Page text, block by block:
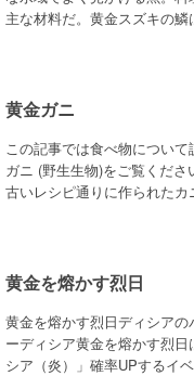
主な材料だ。黄金スズキの
黄金ガニ
この記事では食べ物につい
ガニ (野生生物)をご覧くだ
古いレシピ通りに作られた
黄金を熔かす烈日
黄金を熔かす烈日ディシア
ーディシア黄金を熔かす烈
シア（炎）」確率UPするイ